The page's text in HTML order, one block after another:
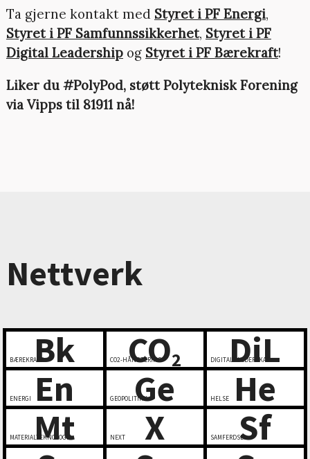
Ta gjerne kontakt med Styret i PF Energi,
Styret i PF Samfunnssikkerhet, Styret i PF
Digital Leadershipog Styret i PF Bærekraft!
Liker du #PolyPod, støtt Polyteknisk Forening
via Vipps til 81911 nå!
Nettverk
Bk
BÆREKRAFT CO2
CO2-HÅNDTERING DiL
DIGITALT LEDERSKAP
En
ENERGI Ge
GEOPOLITIKK He
HELSE
Mt
MATERIALTEKNOLOGI X
NEXT Sf
SAMFERDSEL